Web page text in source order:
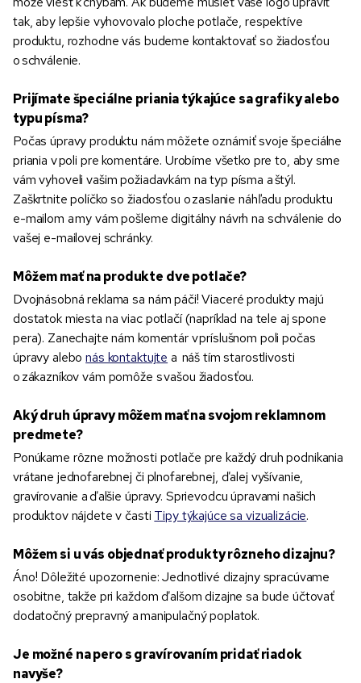
tak, aby lepšie vyhovovalo ploche potlače, respektíve
produktu, rozhodne vás budeme kontaktovať so žiadosťou
o schválenie.
Prijímate špeciálne priania týkajúce sa grafiky alebo
typu písma?
Počas úpravy produktu nám môžete oznámiť svoje špeciálne
priania v poli pre komentáre. Urobíme všetko pre to, aby sme
vám vyhoveli vašim požiadavkám na typ písma a štýl.
Zaškrtnite políčko so žiadosťou o zaslanie náhľadu produktu
e-mailom a my vám pošleme digitálny návrh na schválenie do
vašej e-mailovej schránky.
Môžem mať na produkte dve potlače?
Dvojnásobná reklama sa nám páči! Viaceré produkty majú
dostatok miesta na viac potlačí (napríklad na tele aj spone
pera). Zanechajte nám komentár v príslušnom poli počas
úpravy alebonás kontaktujte a náš tím starostlivosti
o zákazníkov vám pomôže s vašou žiadosťou.
Aký druh úpravy môžem mať na svojom reklamnom
predmete?
Ponúkame rôzne možnosti potlače pre každý druh podnikania
vrátane jednofarebnej či plnofarebnej, ďalej vyšívanie,
gravírovanie a ďalšie úpravy. Sprievodcu úpravami našich
produktov nájdete v časti Tipy týkajúce sa vizualizácie.
Môžem si u vás objednať produkty rôzneho dizajnu?
Áno! Dôležité upozornenie: Jednotlivé dizajny spracúvame
osobitne, takže pri každom ďalšom dizajne sa bude účtovať
dodatočný prepravný a manipulačný poplatok.
Je možné na pero s gravírovaním pridať riadok
navyše?